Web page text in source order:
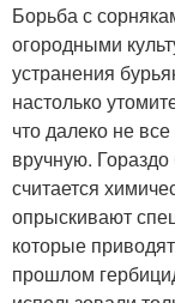
Борьба с
огородными
устранения
настолько
что далеко не
вручную.
считается
опрыскивают
которые
прошлом